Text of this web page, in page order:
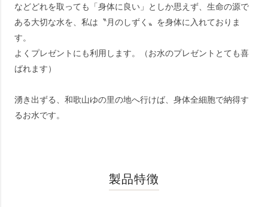
などどれを取っても「身体に良い」としか思えず、生命の源で
ある大切な水を、私は〝月のしずく〟を身体に入れておりま
す。
よくプレゼントにも利用します。（お水のプレゼントとても喜
ばれます）
湧き出ずる、和歌山ゆの里の地へ行けば、身体全細胞で納得す
るお水です。
製品特徴